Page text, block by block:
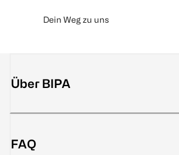
Dein Weg zu uns
Über BIPA
FAQ